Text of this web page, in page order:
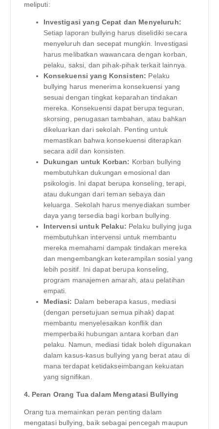
meliputi:
Investigasi yang Cepat dan Menyeluruh:
Setiap laporan bullying harus diselidiki secara
menyeluruh dan secepat mungkin. Investigasi
harus melibatkan wawancara dengan korban,
pelaku, saksi, dan pihak-pihak terkait lainnya.
Konsekuensi yang Konsisten: Pelaku
bullying harus menerima konsekuensi yang
sesuai dengan tingkat keparahan tindakan
mereka. Konsekuensi dapat berupa teguran,
skorsing, penugasan tambahan, atau bahkan
dikeluarkan dari sekolah. Penting untuk
memastikan bahwa konsekuensi diterapkan
secara adil dan konsisten.
Dukungan untuk Korban: Korban bullying
membutuhkan dukungan emosional dan
psikologis. Ini dapat berupa konseling, terapi,
atau dukungan dari teman sebaya dan
keluarga. Sekolah harus menyediakan sumber
daya yang tersedia bagi korban bullying.
Intervensi untuk Pelaku: Pelaku bullying juga
membutuhkan intervensi untuk membantu
mereka memahami dampak tindakan mereka
dan mengembangkan keterampilan sosial yang
lebih positif. Ini dapat berupa konseling,
program manajemen amarah, atau pelatihan
empati.
Mediasi: Dalam beberapa kasus, mediasi
(dengan persetujuan semua pihak) dapat
membantu menyelesaikan konflik dan
memperbaiki hubungan antara korban dan
pelaku. Namun, mediasi tidak boleh digunakan
dalam kasus-kasus bullying yang berat atau di
mana terdapat ketidakseimbangan kekuatan
yang signifikan.
4. Peran Orang Tua dalam Mengatasi Bullying
Orang tua memainkan peran penting dalam
mengatasi bullying, baik sebagai pencegah maupun